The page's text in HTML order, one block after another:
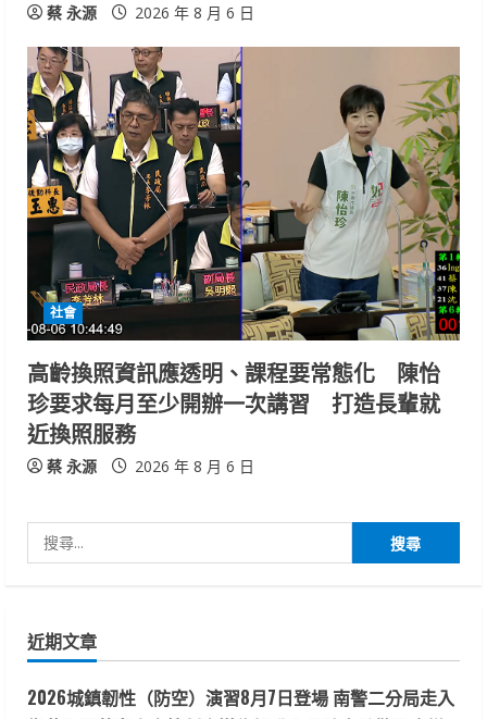
蔡 永源 2026 年 8 月 6 日
社會
高齡換照資訊應透明、課程要常態化 陳怡
珍要求每月至少開辦一次講習 打造長輩就
近換照服務
蔡 永源 2026 年 8 月 6 日
尋
字:
近期文章
2026城鎮韌性（防空）演習8月7日登場 南警二分局走入